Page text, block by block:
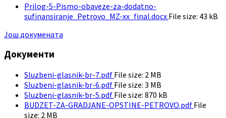
Prilog-5-Pismo-obaveze-za-dodatno-
sufinansiranje_Petrovo_MZ-xx_final.docx File size: 43 kB
Још докумената
Документи
Sluzbeni-glasnik-br-7.pdf File size: 2 MB
Sluzbeni-glasnik-br-6.pdf File size: 3 MB
Sluzbeni-glasnik-br-5.pdf File size: 870 kB
BUDZET-ZA-GRADJANE-OPSTINE-PETROVO.pdf File
size: 2 MB